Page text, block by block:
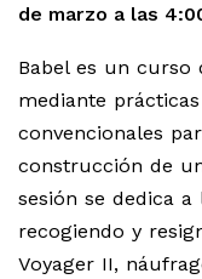
de marzo a las
Babel es un
mediante
convencionales
construcción de
sesión se dedica a
recogiendo y
Voyager II,